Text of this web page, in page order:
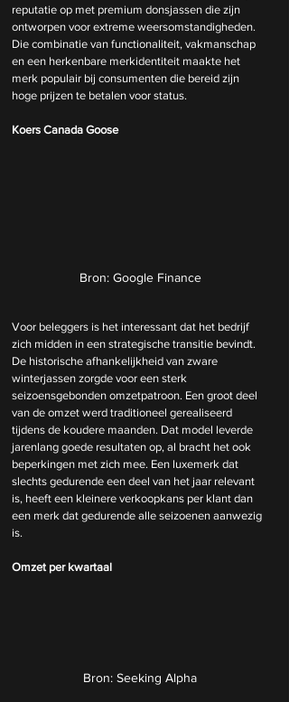
reputatie op met premium donsjassen die zijn
ontworpen voor extreme weersomstandigheden.
Die combinatie van functionaliteit, vakmanschap
en een herkenbare merkidentiteit maakte het
merk populair bij consumenten die bereid zijn
hoge prijzen te betalen voor status.
Koers Canada Goose
Bron: Google Finance
Voor beleggers is het interessant dat het bedrijf
zich midden in een strategische transitie bevindt.
De historische afhankelijkheid van zware
winterjassen zorgde voor een sterk
seizoensgebonden omzetpatroon. Een groot deel
van de omzet werd traditioneel gerealiseerd
tijdens de koudere maanden. Dat model leverde
jarenlang goede resultaten op, al bracht het ook
beperkingen met zich mee. Een luxemerk dat
slechts gedurende een deel van het jaar relevant
is, heeft een kleinere verkoopkans per klant dan
een merk dat gedurende alle seizoenen aanwezig
is.
Omzet per kwartaal
Bron: Seeking Alpha